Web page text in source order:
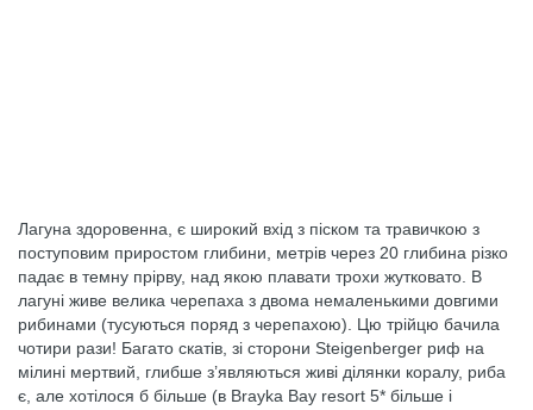
Лагуна здоровенна, є широкий вхід з піском та травичкою з
поступовим приростом глибини, метрів через 20 глибина різко
падає в темну прірву, над якою плавати трохи жутковато. В
лагуні живе велика черепаха з двома немаленькими довгими
рибинами (тусуються поряд з черепахою). Цю трійцю бачила
чотири рази! Багато скатів, зі сторони Steigenberger риф на
мілині мертвий, глибше з’являються живі ділянки коралу, риба
є, але хотілося б більше (в Brayka Bay resort 5* більше і